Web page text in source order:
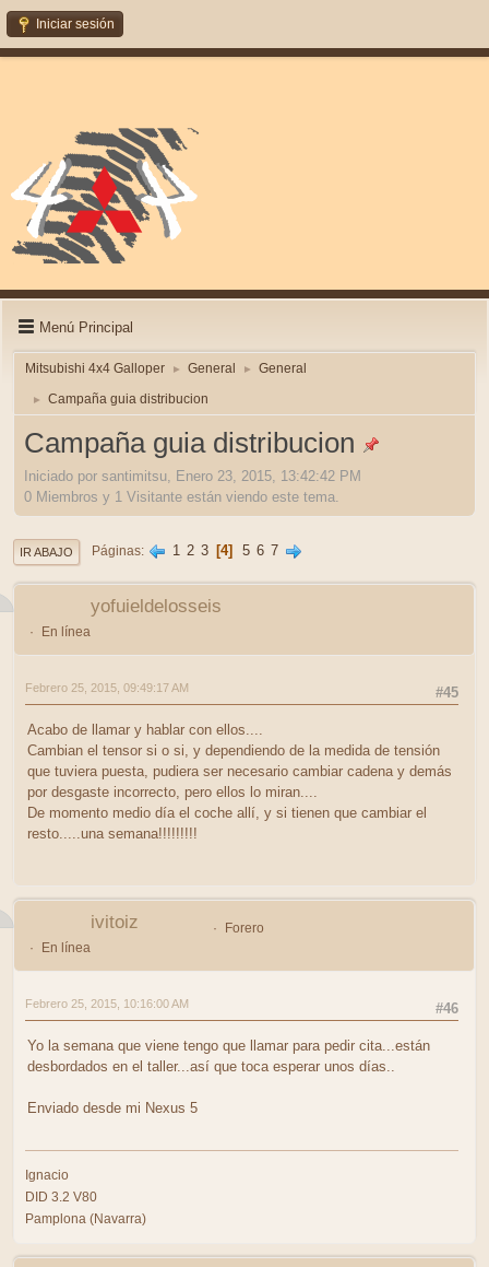
Iniciar sesión
Menú Principal
Mitsubishi 4x4 Galloper ► General ► General
► Campaña guia distribucion
Campaña guia distribucion
Iniciado por santimitsu, Enero 23, 2015, 13:42:42 PM
0 Miembros y 1 Visitante están viendo este tema.
IR ABAJO Páginas 1 2 3 4 5 6 7
yofuieldelosseis
En línea
#45
Febrero 25, 2015, 09:49:17 AM
Acabo de llamar y hablar con ellos....
Cambian el tensor si o si, y dependiendo de la medida de tensión
que tuviera puesta, pudiera ser necesario cambiar cadena y demás
por desgaste incorrecto, pero ellos lo miran....
De momento medio día el coche allí, y si tienen que cambiar el
resto.....una semana!!!!!!!!!
ivitoiz
Forero
En línea
#46
Febrero 25, 2015, 10:16:00 AM
Yo la semana que viene tengo que llamar para pedir cita...están
desbordados en el taller...así que toca esperar unos días..
Enviado desde mi Nexus 5
Ignacio
DID 3.2 V80
Pamplona (Navarra)